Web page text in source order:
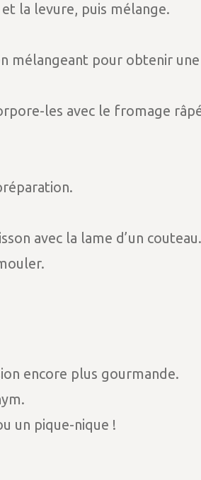
la levure, puis mélange.
mélangeant pour obtenir
les avec le fromage
avec la lame d’un couteau.
encore plus gourmande.
un pique-nique !